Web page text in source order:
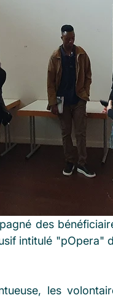
des
intitulé "pOpera"
les